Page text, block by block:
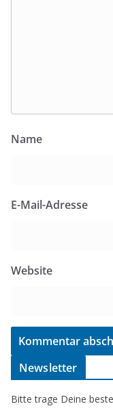
Name
E-Mail-Adresse
Website
Newsletter
Bitte trage Deine